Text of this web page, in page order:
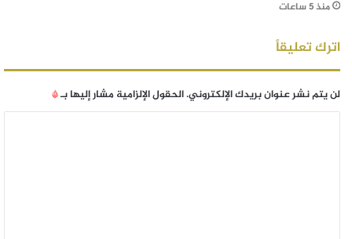
منذ 5 ساعات
اترك تعليقاً
لن يتم نشر عنوان بريدك الإلكتروني.الحقول الإلزامية مشار إليها بـ*